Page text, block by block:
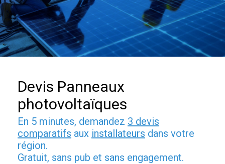
Devis Panneaux
photovoltaïques
En 5 minutes, demandez 3 devis
comparatifs aux installateurs dans votre
région.
Gratuit, sans pub et sans engagement.